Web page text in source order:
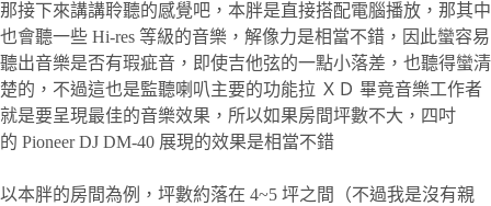
那接下來講講聆聽的感覺吧，本胖是直接搭配電腦播放，那其中
也會聽一些 Hi-res 等級的音樂，解像力是相當不錯，因此蠻容易
聽出音樂是否有瑕疵音，即使吉他弦的一點小落差，也聽得蠻清
楚的，不過這也是監聽喇叭主要的功能拉 ＸＤ 畢竟音樂工作者
就是要呈現最佳的音樂效果，所以如果房間坪數不大，四吋
的 Pioneer DJ DM-40 展現的效果是相當不錯
以本胖的房間為例，坪數約落在 4~5 坪之間（不過我是沒有親